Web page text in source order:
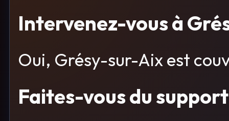
Intervenez-vous à
Oui, Grésy-sur-Aix est
Faites-vous du